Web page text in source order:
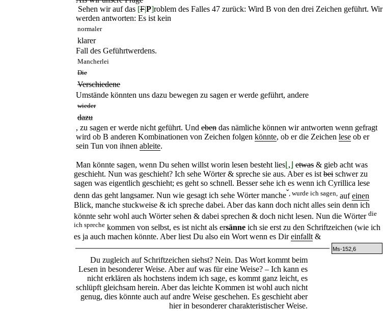
Sehen wir auf das [F|P]roblem des Falles 47 zurück: Wird B von den drei Zeichen geführt. Wir
werden antworten: Es ist kein
normaler
klarer
Fall des Geführtwerdens.
Mancherlei
Die
Verschiedene
Umstände könnten uns dazu bewegen zu sagen er werde geführt, andere
wieder
dazu
, zu sagen er werde nicht geführt. Und eben das nämliche können wir antworten wenn gefragt
wird ob B anderen Kombinationen von Zeichen folgen könnte, ob er die Zeichen lese ob er
sein Tun von ihnen ableite.
Man könnte sagen, wenn Du sehen willst worin lesen besteht lies , etwas & gieb acht was
geschieht. Nun was geschieht? Ich sehe Wörter & spreche sie aus. Aber es ist bei schwer zu
sagen was eigentlich geschieht; es geht so schnell. Besser sehe ich es wenn ich Cyrillica lese
denn das geht langsamer. Nun wie gesagt ich sehe Wörter mancheˇ , wurde ich sagen, aufeinen
Blick, manche stuckweise & ich spreche dabei. Aber das kann doch nicht alles sein denn ich
könnte sehr wohl auch Wörter sehen & dabei sprechen & doch nicht lesen. Nun die Wörter die
ich spreche kommen von selbst, es ist nicht als ersänne ich sie erst zu den Schriftzeichen (wie ich
es ja auch machen könnte. Aber liest Du also ein Wort wenn es Direinfallt &
Ms-152,6
Du zugleich auf Schriftzeichen siehst? Nein. Das Wort kommt beim
Lesen in besonderer Weise. Aber auf was für eine Weise? – Ich kann es
nicht erklären als hochstens indem ich sage, es kommt ganz leicht, es
schlüpft gleichsam herein. Aber das leichte Kommen ist wohl auch nicht
genug, dies könnte auch auf andre Weise geschehen. Es geschieht aber
hier in besonderer charakteristischer Weise.